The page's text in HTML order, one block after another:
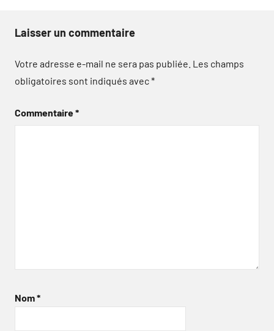
Laisser un commentaire
Votre adresse e-mail ne sera pas publiée. Les champs
obligatoires sont indiqués avec*
Commentaire*
Nom*